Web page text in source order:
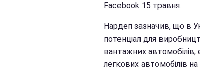
Facebook 15 травня.
Нардеп зазначив, що в
потенціал для
вантажних
легкових автомобілів